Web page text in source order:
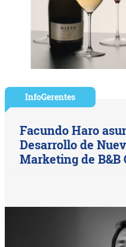
InfoGerentes
Facundo Haro
Desarrollo de
Marketing de B&B